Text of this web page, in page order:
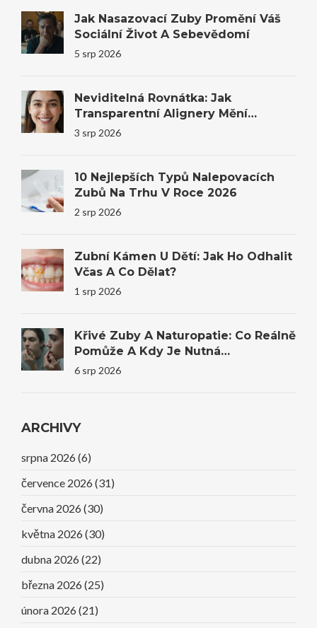
Jak Nasazovací Zuby Promění Váš
Sociální Život A Sebevědomí
5 srp 2026
Neviditelná Rovnátka: Jak
Transparentní Alignery Mění
Úsměvy I Sebevědomí
3 srp 2026
10 Nejlepších Typů Nalepovacích
Zubů Na Trhu V Roce 2026
2 srp 2026
Zubní Kámen U Dětí: Jak Ho Odhalit
Včas A Co Dělat?
1 srp 2026
Křivé Zuby A Naturopatie: Co Reálně
Pomůže A Kdy Je Nutná
Stomatologie
6 srp 2026
ARCHIVY
srpna 2026 (6)
července 2026 (31)
června 2026 (30)
května 2026 (30)
dubna 2026 (22)
března 2026 (25)
února 2026 (21)